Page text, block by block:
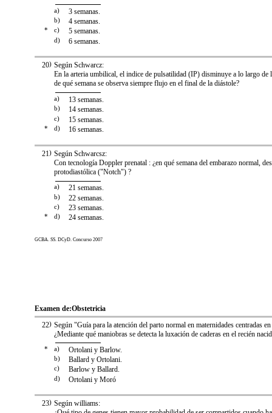
a) 3 semanas.
b) 4 semanas.
* c) 5 semanas.
d) 6 semanas.
)
20 Según Schwarcz:
En la arteria umbilical, el indice de pulsatilidad (IP) disminuye a lo largo de
de qué semana se observa siempre flujo en el final de la diástole?
a) 13 semanas.
b) 14 semanas.
c) 15 semanas.
* d) 16 semanas.
)
21 Según Schwarcsz:
Con tecnología Doppler prenatal : ¿en qué semana del embarazo normal,
protodiastólica ("Notch") ?
a) 21 semanas.
b) 22 semanas.
c) 23 semanas.
* d) 24 semanas.
GCBA. SS. DCyD. Concurso 2007
Examen de:Obstetricia
)
22 Según "Guía para la atención del parto normal en maternidades centradas
¿Mediante qué maniobras se detecta la luxación de caderas en el recién
* a) Ortolani y Barlow.
b) Ballard y Ortolani.
c) Barlow y Ballard.
d) Ortolani y Moró
)
23 Según williams: